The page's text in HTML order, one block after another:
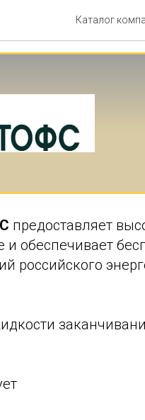
Каталог
ТОФС
предоставляет
и обеспечивает
российского